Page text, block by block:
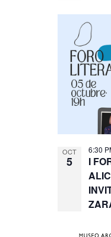
OCT
5
I
6:30